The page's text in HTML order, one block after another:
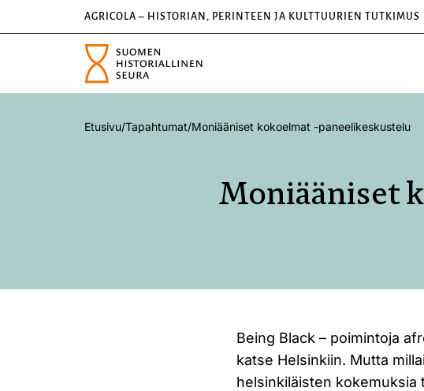
AGRICOLA – HISTORIAN, PERINTEEN JA KULTTUURIEN TUTKIMUS
Etusivu/Tapahtumat/Moniääniset kokoelmat -paneelikeskustelu
Moniääniset
Being Black – poimintoja
katse Helsinkiin. Mutta
helsinkiläisten kokemuksia